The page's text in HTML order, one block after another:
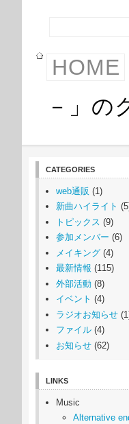
HOME
－」の
CATEGORIES
web通販 (1)
新曲ハイライト
トピックス (9)
参加メンバー (6)
メイキング (4)
最新情報 (115)
外部活動 (8)
イベント (4)
ラジオお知らせ
ファイル (4)
お知らせ (62)
LINKS
Music
Alternative